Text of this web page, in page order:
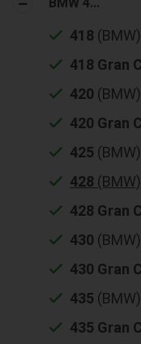
418
418 Gran
420
420 Gran
425
428
428 Gran
430
430 Gran
435
435 Gran